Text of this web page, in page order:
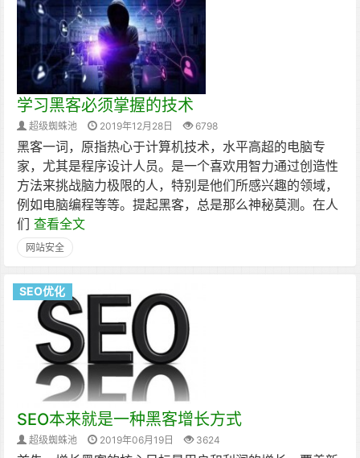
学习黑客必须掌握的技术
超级蜘蛛池 2019年12月28日 6798
黑客一词，原指热心于计算机技术，水平高超的电脑专
家，尤其是程序设计人员。是一个喜欢用智力通过创造性
方法来挑战脑力极限的人，特别是他们所感兴趣的领域，
例如电脑编程等等。提起黑客，总是那么神秘莫测。在人
们 查看全文
网站安全
SEO优化
SEO本来就是一种黑客增长方式
超级蜘蛛池 2019年06月19日 3624